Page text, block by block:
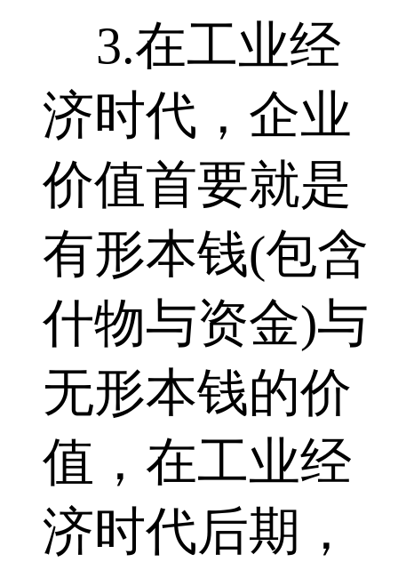
3.在工业经
济时代，企业
价值首要就是
有形本钱(包含
什物与资金)与
无形本钱的价
值，在工业经
济时代后期，